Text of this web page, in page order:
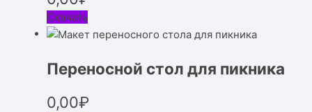
Скачать
Переносной стол для пикника
0,00₽